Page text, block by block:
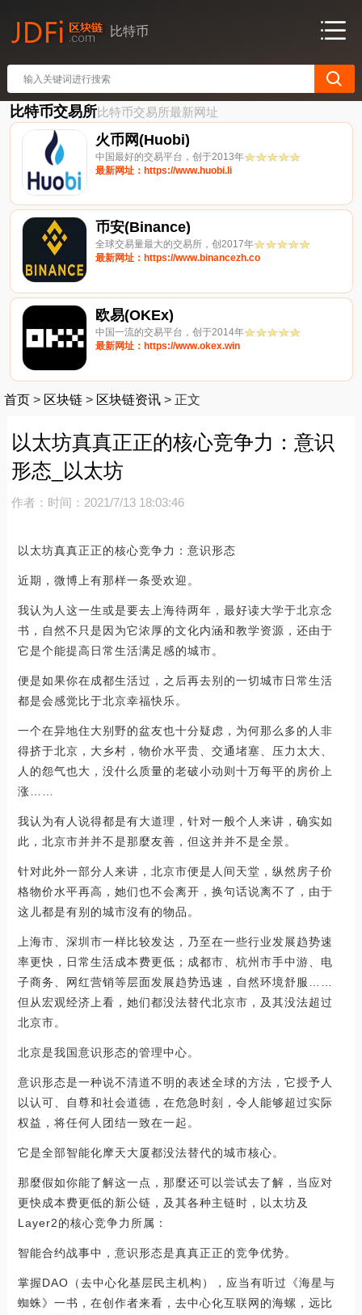
比特币
比特币交易所比特币交易所最新网址
火币网(Huobi)
中国最好的交易平台，创于2013年
最新网址：https://www.huobi.li
币安(Binance)
全球交易量最大的交易所，创2017年
最新网址：https://www.binancezh.co
欧易(OKEx)
中国一流的交易平台，创于2014年
最新网址：https://www.okex.win
首页 > 区块链 > 区块链资讯 > 正文
以太坊真真正正的核心竞争力：意识
形态_以太坊
作者： 时间：2021/7/13 18:03:46
以太坊真真正正的核心竞争力：意识形态
近期，微博上有那样一条受欢迎。
我认为人这一生或是要去上海待两年，最好读大学于北京念
书，自然不只是因为它浓厚的文化内涵和教学资源，还由于
它是个能提高日常生活满足感的城市。
便是如果你在成都生活过，之后再去别的一切城市日常生活
都是会感觉比于北京幸福快乐。
一个在异地住大别野的盆友也十分疑虑，为何那么多的人非
得挤于北京，大乡村，物价水平贵、交通堵塞、压力太大、
人的怨气也大，没什么质量的老破小动则十万每平的房价上
涨……
我认为有人说得都是有大道理，针对一般个人来讲，确实如
此，北京市并并不是那麼友善，但这并并不是全景。
针对此外一部分人来讲，北京市便是人间天堂，纵然房子价
格物价水平再高，她们也不会离开，换句话说离不了，由于
这儿都是有别的城市沒有的物品。
上海市、深圳市一样比较发达，乃至在一些行业发展趋势速
率更快，日常生活成本费更低；成都市、杭州市手中游、电
子商务、网红营销等层面发展趋势迅速，自然环境舒服……
但从宏观经济上看，她们都没法替代北京市，及其没法超过
北京市。
北京是我国意识形态的管理中心。
意识形态是一种说不清道不明的表述全球的方法，它授予人
以认可、自尊和社会道德，在危急时刻，令人能够超过实际
权益，将任何人团结一致在一起。
它是全部智能化摩天大厦都没法替代的城市核心。
那麼假如你能了解这一点，那麼还可以尝试去了解，当应对
更快成本费更低的新公链，及其各种主链时，以太坊及
Layer2的核心竞争力所属：
智能合约战事中，意识形态是真真正正的竞争优势。
掌握DAO（去中心化基层民主机构），应当有听过《海星与
蜘蛛》一书，在创作者来看，去中心化互联网的海螺，远比